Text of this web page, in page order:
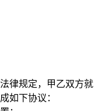
律规定，甲乙双方就
如下协议：